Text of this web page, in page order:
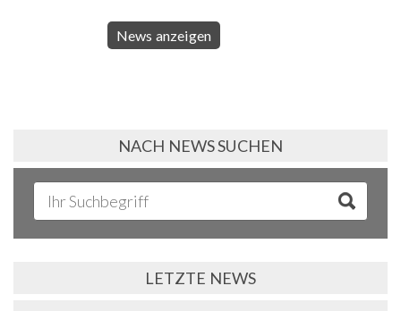
News anzeigen
NACH NEWS SUCHEN
LETZTE NEWS